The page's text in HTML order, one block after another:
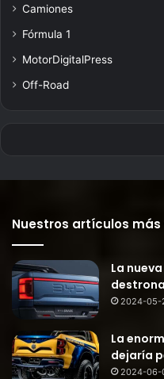
Camiones
Fórmula 1
MotorDigitalPress
Off-Road
Nuestros artículos más
La
2024-05-
La
dejaría
2024-06-